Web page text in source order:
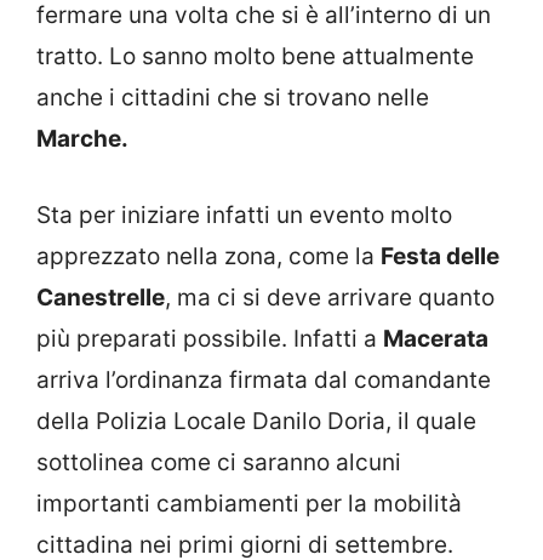
fermare una volta che si è all’interno di un
tratto. Lo sanno molto bene attualmente
anche i cittadini che si trovano nelle
Marche.
Sta per iniziare infatti un evento molto
apprezzato nella zona, come la Festa delle
Canestrelle, ma ci si deve arrivare quanto
più preparati possibile. Infatti a Macerata
arriva l’ordinanza firmata dal comandante
della Polizia Locale Danilo Doria, il quale
sottolinea come ci saranno alcuni
importanti cambiamenti per la mobilità
cittadina nei primi giorni di settembre.